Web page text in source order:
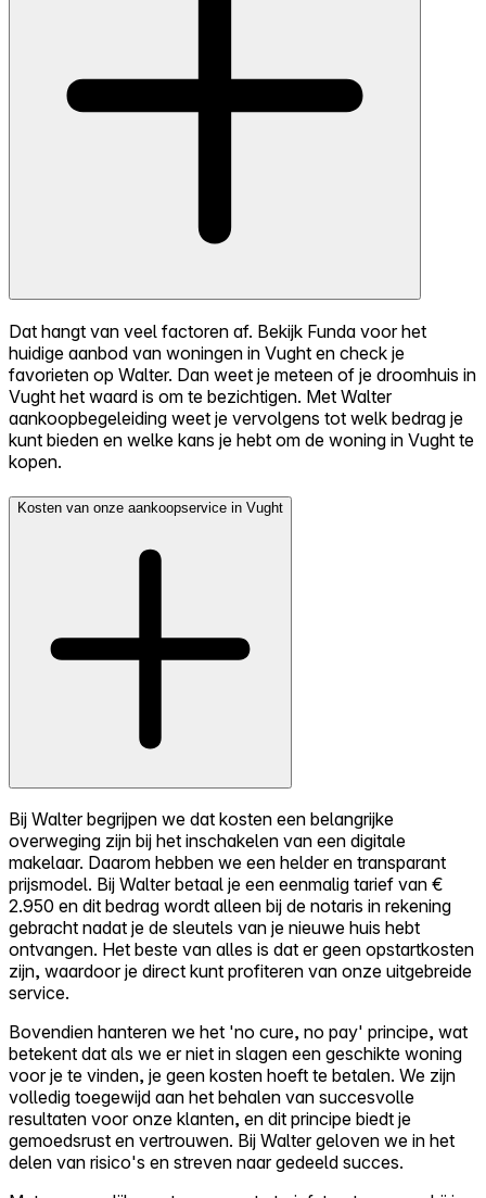
Dat hangt van veel factoren af. Bekijk Funda voor het
huidige aanbod van woningen in Vught en check je
favorieten op Walter. Dan weet je meteen of je droomhuis in
Vught het waard is om te bezichtigen. Met Walter
aankoopbegeleiding weet je vervolgens tot welk bedrag je
kunt bieden en welke kans je hebt om de woning in Vught te
kopen.
Kosten van onze aankoopservice in Vught
Bij Walter begrijpen we dat kosten een belangrijke
overweging zijn bij het inschakelen van een digitale
makelaar. Daarom hebben we een helder en transparant
prijsmodel. Bij Walter betaal je een eenmalig tarief van €
2.950 en dit bedrag wordt alleen bij de notaris in rekening
gebracht nadat je de sleutels van je nieuwe huis hebt
ontvangen. Het beste van alles is dat er geen opstartkosten
zijn, waardoor je direct kunt profiteren van onze uitgebreide
service.
Bovendien hanteren we het 'no cure, no pay' principe, wat
betekent dat als we er niet in slagen een geschikte woning
voor je te vinden, je geen kosten hoeft te betalen. We zijn
volledig toegewijd aan het behalen van succesvolle
resultaten voor onze klanten, en dit principe biedt je
gemoedsrust en vertrouwen. Bij Walter geloven we in het
delen van risico's en streven naar gedeeld succes.